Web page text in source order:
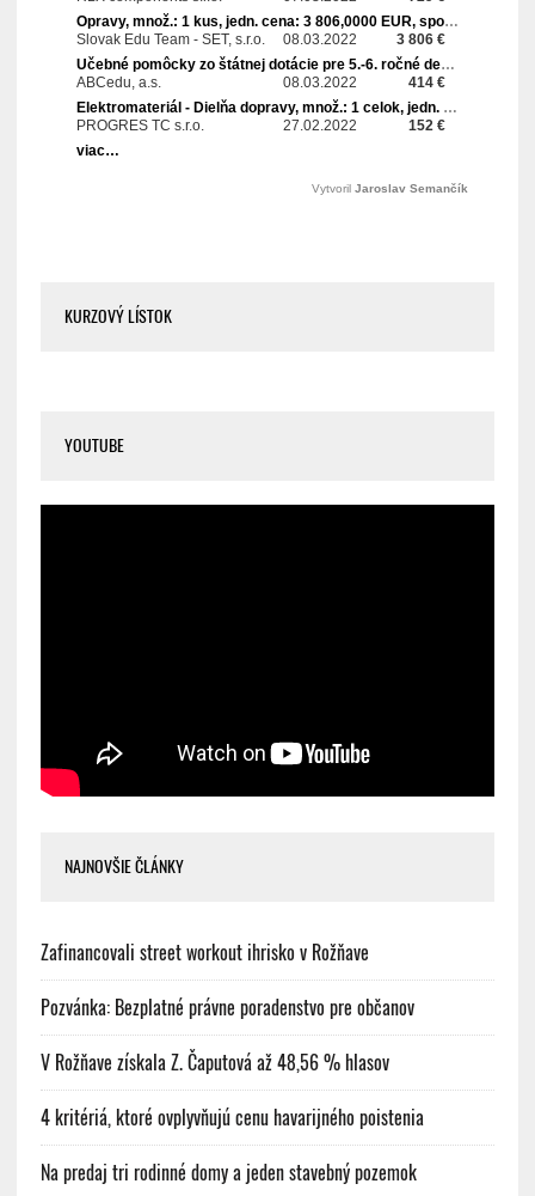
KURZOVÝ LÍSTOK
YOUTUBE
NAJNOVŠIE ČLÁNKY
Zafinancovali street workout ihrisko v Rožňave
Pozvánka: Bezplatné právne poradenstvo pre občanov
V Rožňave získala Z. Čaputová až 48,56 % hlasov
4 kritériá, ktoré ovplyvňujú cenu havarijného poistenia
Na predaj tri rodinné domy a jeden stavebný pozemok